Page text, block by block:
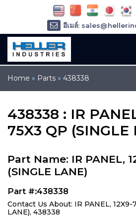
Home » Parts » 438338
438338 : IR
75X3 QP (SINGLE
Part Name: IR PANEL,
(SINGLE LANE)
Part #:438338
Contact Us About: IR PANEL, 12X9-
LANE), 438338
อีเมล์:
อีเมล์:
โทรศัพท์ :